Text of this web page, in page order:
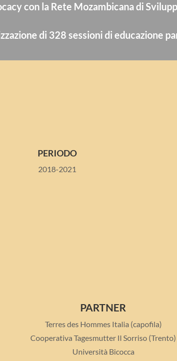
con la Rete Mozambicana di
di 328 sessioni di educazione
PERIODO
2018-2021
PARTNER
Terres des Hommes Italia (capofila)
Cooperativa Tagesmutter Il Sorriso (Trento)
Università Bicocca